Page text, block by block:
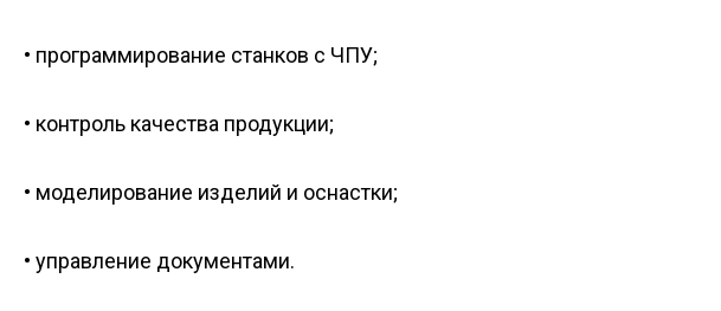
• программирование станков с ЧПУ;
• контроль качества продукции;
• моделирование изделий и оснастки;
• управление документами.